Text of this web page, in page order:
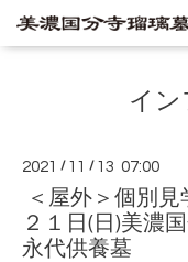
イン
2021 / 11 / 13 07:00
＜屋外＞個別見
２１日(日)美濃
永代供養墓